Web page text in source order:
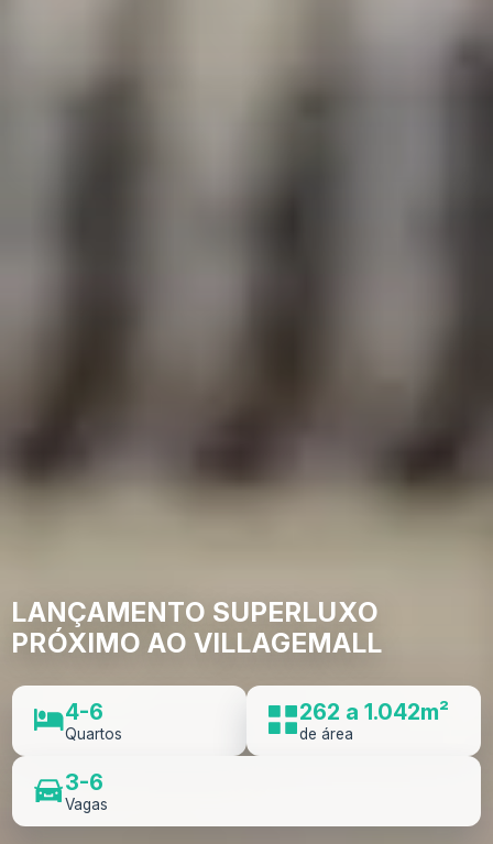
LANÇAMENTO SUPERLUXO
PRÓXIMO AO VILLAGEMALL
4-6
Quartos
262 a 1.042m²
de área
3-6
Vagas